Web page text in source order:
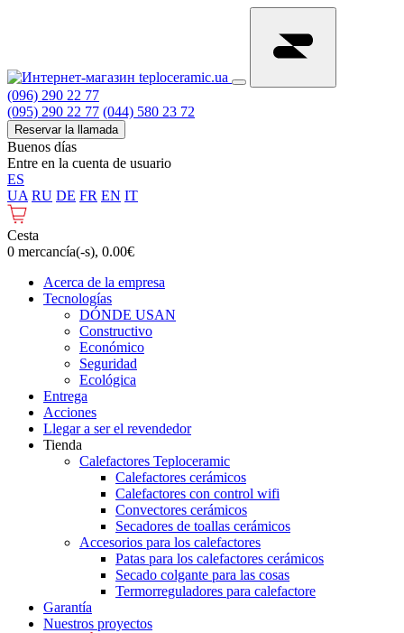
(096) 290 22 77
(095) 290 22 77 (044) 580 23 72
Reservar la llamada
Buenos días
Entre en la cuenta de usuario
ES
UA RU DE FR EN IT
Cesta
0 mercancía(-s), 0.00€
Acerca de la empresa
Tecnologías
DÓNDE USAN
Constructivo
Económico
Seguridad
Ecológica
Entrega
Acciones
Llegar a ser el revendedor
Tienda
Calefactores Teploceramic
Calefactores cerámicos
Calefactores con control wifi
Convectores cerámicos
Secadores de toallas cerámicos
Accesorios para los calefactores
Patas para los calefactores cerámicos
Secado colgante para las cosas
Termorreguladores para calefactore
Garantía
Nuestros proyectos